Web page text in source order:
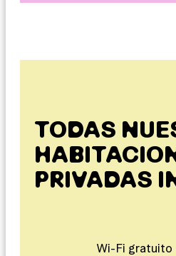
TODAS
PRIVADAS
Wi-Fi gratuito